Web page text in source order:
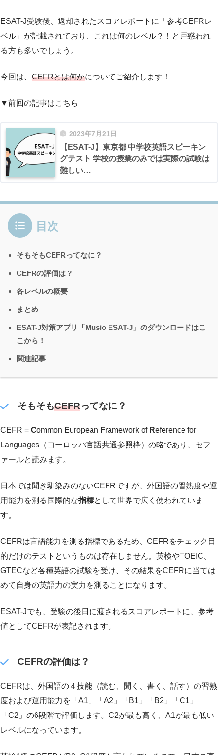
ESAT-J受験後、返却されたスコアレポートに「参考CEFRレ
ベル」が記載されており、これは何のレベル？！と戸惑われ
る方も多いでしょう。
今回は、 CEFRとは何かについてご紹介します！
▼前回の記事はこちら
2023年7月21日
【ESAT-J】東京都 中学校英語スピーキン
グテスト 学校の授業のみでは実際の試験は
難しい…
目次
そもそもCEFRってなに？
CEFRの評価は？
各レベルの概要
まとめ
ESAT-J対策アプリ「Musio ESAT-J」のダウンロードはこ
こから！
関連記事
そもそもCEFRってなに？
CEFR = Common European Framework of Reference for
Languages（ヨーロッパ言語共通参照枠）の略であり、セフ
ァールと読みます。
日本では聞き馴染みのないCEFRですが、外国語の習熟度や運
用能力を測る国際的な指標として世界で広く使われていま
す。
CEFRは言語能力を測る指標であるため、CEFRをチェック目
的だけのテストというものは存在しません。英検やTOEIC、
GTECなど各種英語の試験を受け、その結果をCEFRに当ては
めて自身の英語力の実力を測ることになります。
ESAT-Jでも、受験の後日に渡されるスコアレポートに、参考
値としてCEFRが表記されます。
CEFRの評価は？
CEFRは、外国語の４技能（読む、聞く、書く、話す）の習熟
度および運用能力を「A1」「A2」「B1」「B2」「C1」
「C2」の6段階で評価します。C2が最も高く、A1が最も低い
レベルになっています。